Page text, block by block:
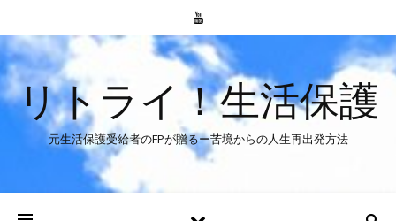
リトライ！生活保護
元生活保護受給者のFPが贈るー苦境からの人生再出発方法